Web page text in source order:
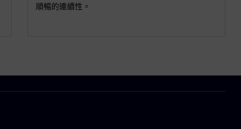
順暢的連續性。